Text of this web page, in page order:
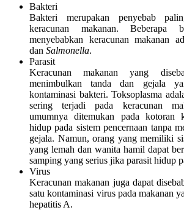
Bakteri
Bakteri merupakan penyebab
keracunan makanan. Beberapa
menyebabkan keracunan makanan
dan Salmonella.
Parasit
Keracunan makanan yang
menimbulkan tanda dan gejala
kontaminasi bakteri. Toksoplasma
sering terjadi pada keracunan
umumnya ditemukan pada kotoran
hidup pada sistem pencernaan tanpa
gejala. Namun, orang yang memiliki
yang lemah dan wanita hamil dapat
samping yang serius jika parasit hidup
Virus
Keracunan makanan juga dapat
satu kontaminasi virus pada makanan
hepatitis A.